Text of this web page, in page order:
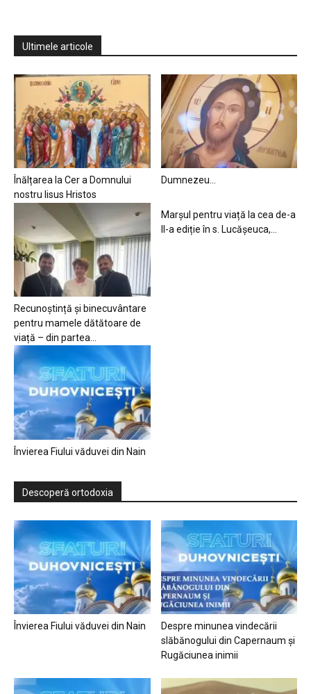
Ultimele articole
Înălțarea la Cer a Domnului
nostru Iisus Hristos
Dumnezeu…
Recunoștință și binecuvântare
pentru mamele dătătoare de
viață – din partea...
Marșul pentru viață la cea de-a
II-a ediție în s. Lucășeuca,...
Învierea Fiului văduvei din Nain
Descoperă ortodoxia
Învierea Fiului văduvei din Nain
Despre minunea vindecării
slăbănogului din Capernaum și
Rugăciunea inimii